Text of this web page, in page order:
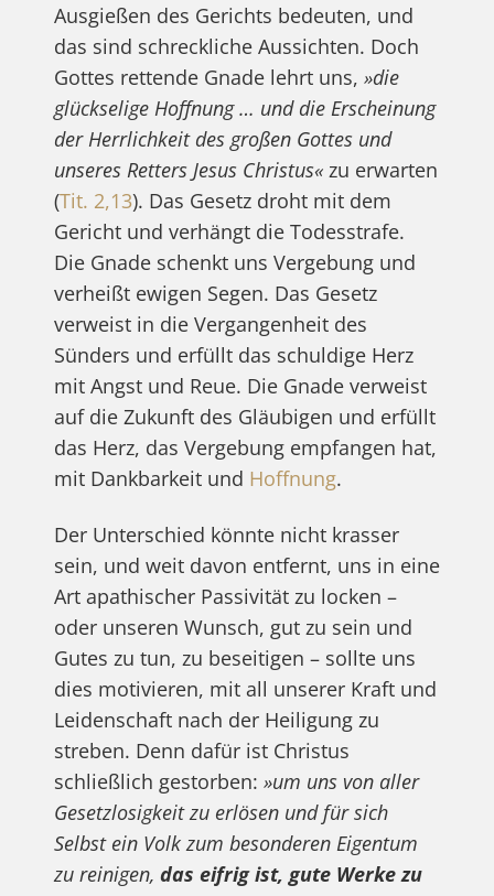
Ausgießen des Gerichts bedeuten, und
das sind schreckliche Aussichten. Doch
Gottes rettende Gnade lehrt uns, »die
glückselige Hoffnung … und die Erscheinung
der Herrlichkeit des großen Gottes und
unseres Retters Jesus Christus«zu erwarten
(Tit. 2,13). Das Gesetz droht mit dem
Gericht und verhängt die Todesstrafe.
Die Gnade schenkt uns Vergebung und
verheißt ewigen Segen. Das Gesetz
verweist in die Vergangenheit des
Sünders und erfüllt das schuldige Herz
mit Angst und Reue. Die Gnade verweist
auf die Zukunft des Gläubigen und erfüllt
das Herz, das Vergebung empfangen hat,
mit Dankbarkeit und Hoffnung.
Der Unterschied könnte nicht krasser
sein, und weit davon entfernt, uns in eine
Art apathischer Passivität zu locken –
oder unseren Wunsch, gut zu sein und
Gutes zu tun, zu beseitigen – sollte uns
dies motivieren, mit all unserer Kraft und
Leidenschaft nach der Heiligung zu
streben. Denn dafür ist Christus
schließlich gestorben: »um uns von aller
Gesetzlosigkeit zu erlösen und für sich
Selbst ein Volk zum besonderen Eigentum
zu reinigen, das eifrig ist, gute Werke zu